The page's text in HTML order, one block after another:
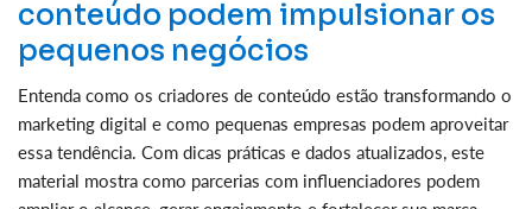
conteúdo podem impulsionar os
pequenos negócios
Entenda como os criadores de conteúdo estão transformando o
marketing digital e como pequenas empresas podem aproveitar
essa tendência. Com dicas práticas e dados atualizados, este
material mostra como parcerias com influenciadores podem